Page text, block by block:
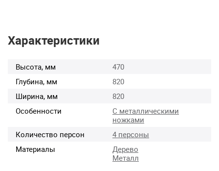
Характеристики
Высота, мм
470
Глубина, мм
820
Ширина, мм
820
Особенности
С металлическими
ножками
Количество персон
4 персоны
Материалы
Дерево
Металл